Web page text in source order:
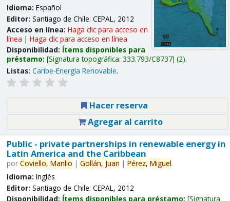
Idioma: Español
Editor: Santiago de Chile: CEPAL, 2012
Acceso en línea: Haga clic para acceso en
línea | Haga clic para acceso en línea
Disponibilidad: Ítems disponibles para
préstamo: Signatura topográfica: 333.793/C8737 (2).
Listas: Caribe-Energía Renovable.
Hacer reserva
Agregar al carrito
Public - private partnerships in renewable energy in
Latin America and the Caribbean
por Coviello, Manlio | Gollán, Juan | Pérez, Miguel.
Idioma: Inglés
Editor: Santiago de Chile: CEPAL, 2012
Disponibilidad: Ítems disponibles para préstamo: Signatura